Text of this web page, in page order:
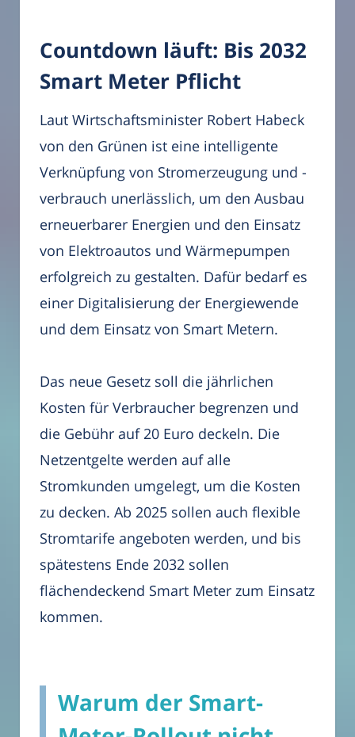
Countdown läuft: Bis 2032
Smart Meter Pflicht
Laut Wirtschaftsminister Robert Habeck
von den Grünen ist eine intelligente
Verknüpfung von Stromerzeugung und -
verbrauch unerlässlich, um den Ausbau
erneuerbarer Energien und den Einsatz
von Elektroautos und Wärmepumpen
erfolgreich zu gestalten. Dafür bedarf es
einer Digitalisierung der Energiewende
und dem Einsatz von Smart Metern.
Das neue Gesetz soll die jährlichen
Kosten für Verbraucher begrenzen und
die Gebühr auf 20 Euro deckeln. Die
Netzentgelte werden auf alle
Stromkunden umgelegt, um die Kosten
zu decken. Ab 2025 sollen auch flexible
Stromtarife angeboten werden, und bis
spätestens Ende 2032 sollen
flächendeckend Smart Meter zum Einsatz
kommen.
Warum der Smart-